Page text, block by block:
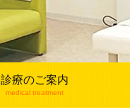
診療のご案内
medical treatment